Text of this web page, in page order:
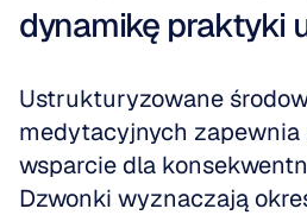
dynamikę praktyki
Ustrukturyzowane
medytacyjnych
wsparcie dla
Dzwonki wyznaczają